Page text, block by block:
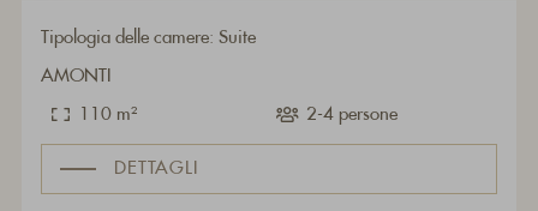
Tipologia delle camere: Suite
AMONTI
110 m² 2-4 persone
DETTAGLI